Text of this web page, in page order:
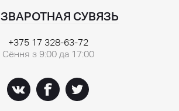
ЗВАРОТНАЯ СУВЯЗЬ
+375 17 328-63-72
Сёння з 9:00 да 17:00